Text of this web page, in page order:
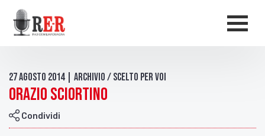
Salta al contenuto principale
27 Agosto 2014 | Archivio / Scelto per voi
Orazio Sciortino
Condividi